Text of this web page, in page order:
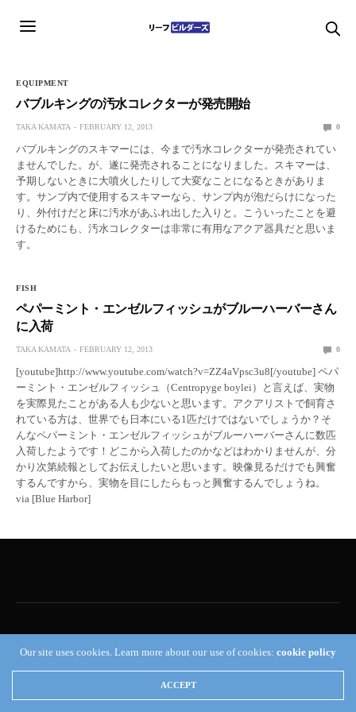
EQUIPMENT
バブルキングの汚水コレクターが発売開始
TAKA KAMATA FEBRUARY 12, 2013 0
バブルキングのスキマーには、今まで汚水コレクターが発売されてい
ませんでした。が、遂に発売されることになりました。スキマーは、
予期しないときに大噴火したりして大変なことになるときがありま
す。サンプ内で使用するスキマーなら、サンプ内が泡だらけになった
り、外付けだと床に汚水があふれ出した入りと。こういったことを避
けるためにも、汚水コレクターは非常に有用なアクア器具だと思いま
す。
FISH
ペパーミント・エンゼルフィッシュがブルーハーバーさん
に入荷
TAKA KAMATA FEBRUARY 12, 2013 0
[youtube]http://www.youtube.com/watch?v=ZZ4aVpsc3u8[/youtube] ペパ
ーミント・エンゼルフィッシュ（Centropyge boylei）と言えば、実物
を実際見たことがある人も少ないと思います。アクアリストで飼育さ
れている方は、世界でも日本にいる1匹だけではないでしょうか？そ
んなペパーミント・エンゼルフィッシュがブルーハーバーさんに数匹
入荷したようです！どこから入荷したのかなどはわかりませんが、分
かり次第続報としてお伝えしたいと思います。映像見るだけでも興奮
するんですから、実物を目にしたらもっと興奮するんでしょうね。
via [Blue Harbor]
Reef Builders
Our site uses cookies. Learn more about our use of cookies: cookie policy
ACCEPT